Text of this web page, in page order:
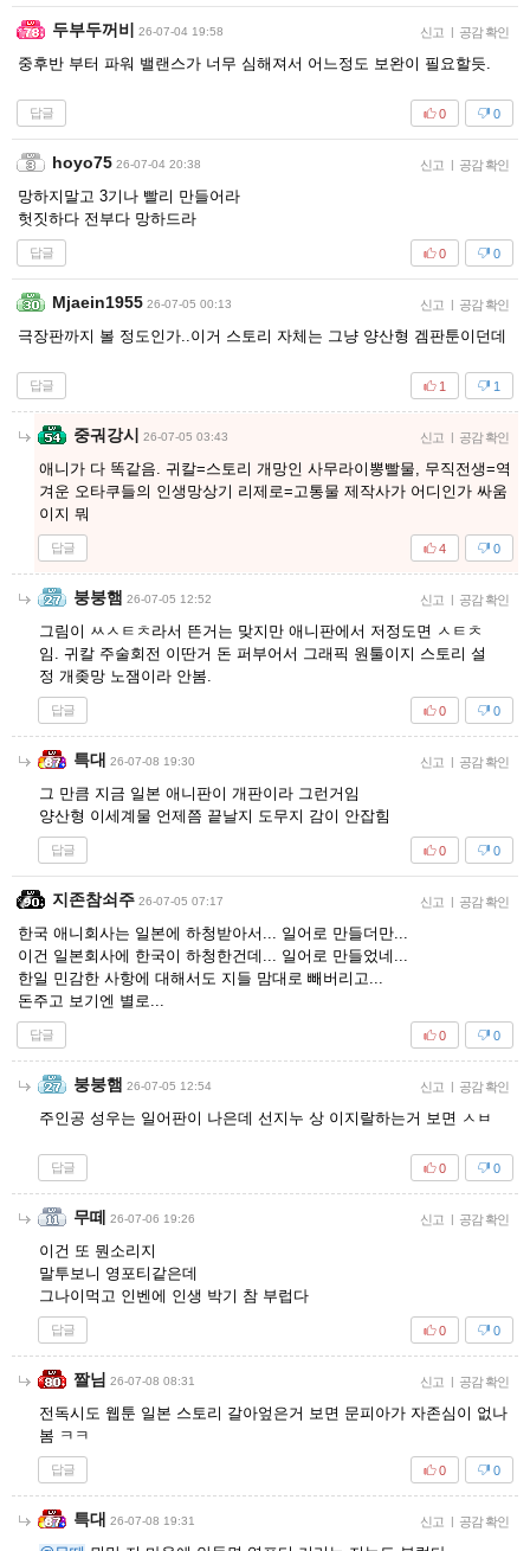
두부두꺼비 26-07-04 19:58 신고 공감 확인
중후반 부터 파워 밸랜스가 너무 심해져서 어느정도 보완이 필요할듯.
답글 0
0
hoyo75 26-07-04 20:38 신고 공감 확인
망하지말고 3기나 빨리 만들어라
헛짓하다 전부다 망하드라
답글 0
0
Mjaein1955 26-07-05 00:13 신고 공감 확인
극장판까지 볼 정도인가..이거 스토리 자체는 그냥 양산형 겜판툰이던데
답글 1
1
중궈강시 26-07-05 03:43 신고 공감 확인
애니가 다 똑같음. 귀칼=스토리 개망인 사무라이뽕빨물, 무직전생=역
겨운 오타쿠들의 인생망상기 리제로=고통물 제작사가 어디인가 싸움
이지 뭐
답글 0
4
붕붕햄 26-07-05 12:52 신고 공감 확인
그림이 ㅆㅅㅌㅊ라서 뜬거는 맞지만 애니판에서 저정도면 ㅅㅌㅊ
임. 귀칼 주술회전 이딴거 돈 퍼부어서 그래픽 원툴이지 스토리 설
정 개좆망 노잼이라 안봄.
답글 0
0
특대 26-07-08 19:30 신고 공감 확인
그 만큼 지금 일본 애니판이 개판이라 그런거임
양산형 이세계물 언제쯤 끝날지 도무지 감이 안잡힘
답글 0
0
지존참쇠주 26-07-05 07:17 신고 공감 확인
한국 애니회사는 일본에 하청받아서... 일어로 만들더만...
이건 일본회사에 한국이 하청한건데... 일어로 만들었네...
한일 민감한 사항에 대해서도 지들 맘대로 빼버리고...
돈주고 보기엔 별로...
답글 0
0
붕붕햄 26-07-05 12:54 신고 공감 확인
주인공 성우는 일어판이 나은데 선지누 상 이지랄하는거 보면 ㅅㅂ
답글 0
0
무떼 26-07-06 19:26 신고 공감 확인
이건 또 뭔소리지
말투보니 영포티같은데
그나이먹고 인벤에 인생 박기 참 부럽다
답글 0
0
짤님 26-07-08 08:31 신고 공감 확인
전독시도 웹툰 일본 스토리 갈아엎은거 보면 문피아가 자존심이 없나
봄 ㅋㅋ
답글 0
0
특대 26-07-08 19:31 신고 공감 확인